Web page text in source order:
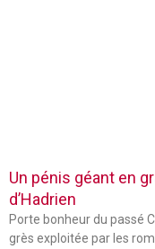
Un pénis géant en
d’Hadrien
Porte bonheur du passé
grès exploitée par les